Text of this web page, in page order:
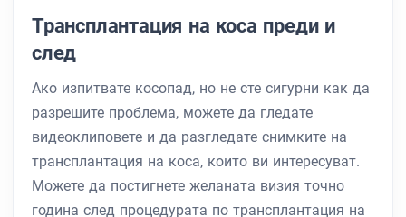
Трансплантация на коса преди и
след
Ако изпитвате косопад, но не сте сигурни как да
разрешите проблема, можете да гледате
видеоклиповете и да разгледате снимките на
трансплантация на коса, които ви интересуват.
Можете да постигнете желаната визия точно
година след процедурата по трансплантация на